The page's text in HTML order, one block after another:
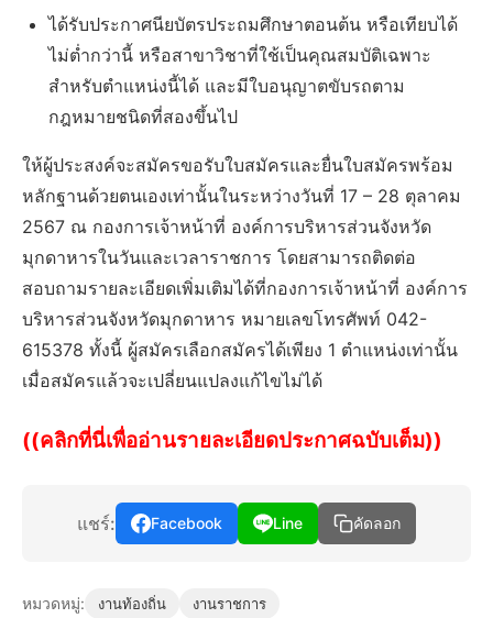
ได้รับประกาศนียบัตรประถมศึกษาตอนต้น หรือเทียบได้
ไม่ต่ำกว่านี้ หรือสาขาวิชาที่ใช้เป็นคุณสมบัติเฉพาะ
สำหรับตำแหน่งนี้ได้ และมีใบอนุญาตขับรถตาม
กฎหมายชนิดที่สองขึ้นไป
ให้ผู้ประสงค์จะสมัครขอรับใบสมัครและยื่นใบสมัครพร้อม
หลักฐานด้วยตนเองเท่านั้นในระหว่างวันที่ 17 – 28 ตุลาคม
2567 ณ กองการเจ้าหน้าที่ องค์การบริหารส่วนจังหวัด
มุกดาหารในวันและเวลาราชการ โดยสามารถติดต่อ
สอบถามรายละเอียดเพิ่มเติมได้ที่กองการเจ้าหน้าที่ องค์การ
บริหารส่วนจังหวัดมุกดาหาร หมายเลขโทรศัพท์ 042-
615378 ทั้งนี้ ผู้สมัครเลือกสมัครได้เพียง 1 ตำแหน่งเท่านั้น
เมื่อสมัครแล้วจะเปลี่ยนแปลงแก้ไขไม่ได้
((คลิกที่นี่เพื่ออ่านรายละเอียดประกาศฉบับเต็ม))
แชร์: Facebook Line คัดลอก
หมวดหมู่: งานท้องถิ่น
งานราชการ